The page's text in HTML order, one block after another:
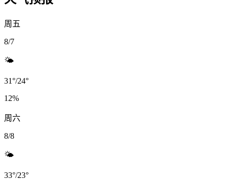
周五
8/7
🌤️
31°/24°
12%
周六
8/8
🌤️
33°/23°